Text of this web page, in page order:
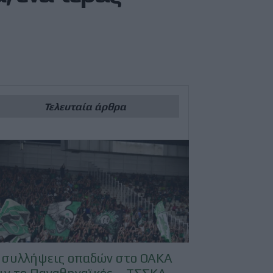
Τελευταία άρθρα
οπαδών στο ΟΑΚΑ